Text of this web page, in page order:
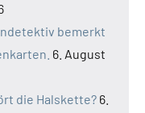
bemerkt
6. August
die Halskette? 6.